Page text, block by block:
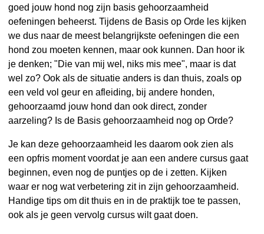
goed jouw hond nog zijn basis gehoorzaamheid
oefeningen beheerst. Tijdens de Basis op Orde les kijken
we dus naar de meest belangrijkste oefeningen die een
hond zou moeten kennen, maar ook kunnen. Dan hoor ik
je denken; "Die van mij wel, niks mis mee", maar is dat
wel zo? Ook als de situatie anders is dan thuis, zoals op
een veld vol geur en afleiding, bij andere honden,
gehoorzaamd jouw hond dan ook direct, zonder
aarzeling? Is de Basis gehoorzaamheid nog op Orde?
Je kan deze gehoorzaamheid les daarom ook zien als
een opfris moment voordat je aan een andere cursus gaat
beginnen, even nog de puntjes op de i zetten. Kijken
waar er nog wat verbetering zit in zijn gehoorzaamheid.
Handige tips om dit thuis en in de praktijk toe te passen,
ook als je geen vervolg cursus wilt gaat doen.